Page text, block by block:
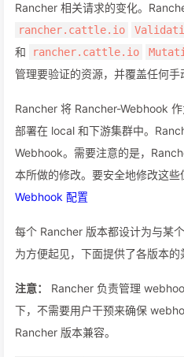
Rancher 相关请求的变化。
rancher.cattle.io
和 rancher.cattle.io
管理要验证的资源，并覆盖任何手
Rancher 将 Rancher-Webhook
部署在 local 和下游集群中。
Webhook。需要注意的是，
本所做的修改。要安全地修改这些
Webhook 配置
每个 Rancher 版本都设计为与某
为方便起见，下面提供了各版本的
注意：
Rancher 负责管理
下，不需要用户干预来确保
Rancher 版本兼容。